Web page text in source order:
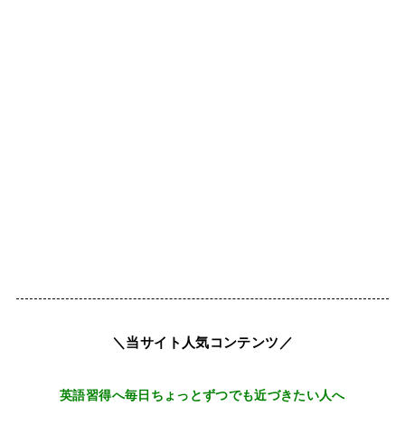
＼当サイト人気コンテンツ／
英語習得へ毎日ちょっとずつでも近づきたい人へ